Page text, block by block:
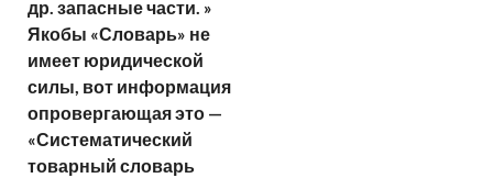
др. запасные части. »
Якобы «Словарь» не
имеет юридической
силы, вот информация
опровергающая это —
«Систематический
товарный словарь